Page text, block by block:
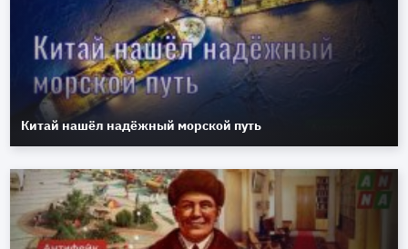
Китай нашёл надёжный морской путь